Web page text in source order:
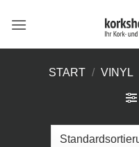
Inhalt
START / VINYL